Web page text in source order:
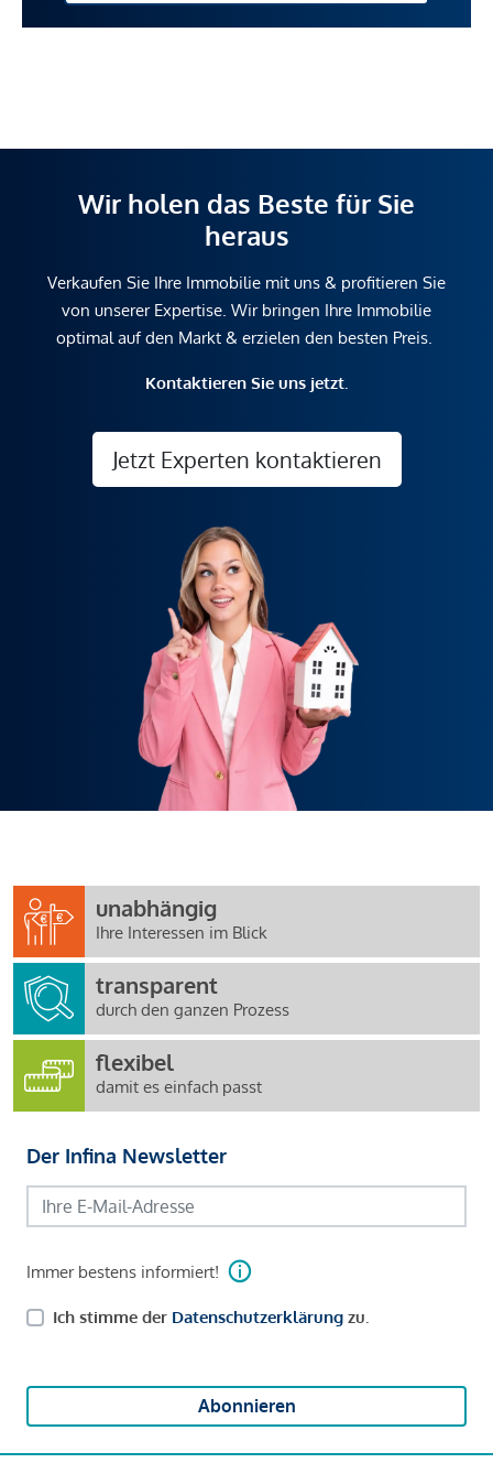
Wir holen das Beste für Sie
heraus
Verkaufen Sie Ihre Immobilie mit uns & profitieren Sie
von unserer Expertise. Wir bringen Ihre Immobilie
optimal auf den Markt & erzielen den besten Preis.
Kontaktieren Sie uns jetzt.
Jetzt Experten kontaktieren
unabhängig
Ihre Interessen im Blick
transparent
durch den ganzen Prozess
flexibel
damit es einfach passt
Der Infina Newsletter
Immer bestens informiert!
Ich stimme der Datenschutzerklärung zu.
Abonnieren